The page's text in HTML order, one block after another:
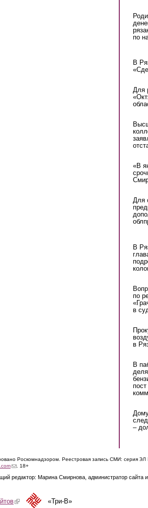
по
В
Для
«В
Для
В
по
в
в
В
–
Роскомнадзором. Реестровая запись СМИ: серия ЭЛ
(link sends e-mail)
. 18+
редактор: Марина Смирнова, администратор сайта
(link is external)«Три-В»